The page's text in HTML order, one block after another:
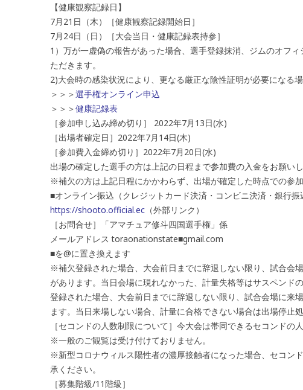
【健康観察記録日】
7月21日（木）［健康観察記録開始日］
7月24日（日）［大会当日・健康記録表持参］
1）万が一虚偽の報告があった場合、選手登録抹消、ジムのオフ
ただきます。
2)大会時の感染状況により、更なる厳正な陰性証明が必要になる
＞＞＞選手権オンライン申込
＞＞＞健康記録表
［参加申し込み締め切り］ 2022年7月13日(水)
［出場者確定日］2022年7月14日(木)
［参加費入金締め切り］2022年7月20日(水)
出場の確定した選手の方は上記の日程まで参加費の入金をお願い
※補欠の方は上記日程にかかわらず、出場が確定した時点での参
■オンライン振込（クレジットカード決済・コンビニ決済・銀行
https://shooto.official.ec （外部リンク）
［お問合せ］「アマチュア修斗四国選手権」係
メールアドレス toraonationstate■gmail.com
■を@に置き換えます
※補欠登録された場合、大会前日までに辞退しない限り、試合会
があります。当日会場に現れなかった、計量失格等はサスペン
登録された場合、大会前日までに辞退しない限り、試合会場に来
ます。当日来場しない場合、計量に合格できない場合は出場停止
［セコンドの人数制限について］今大会は帯同できるセコンドの
※一般のご観覧は受け付けておりません。
※新型コロナウィルス陽性者の濃厚接触者になった場合、セコン
承ください。
［募集階級/11階級］